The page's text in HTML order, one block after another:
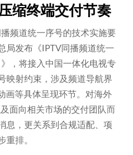
缩终端交付节奏
频道统一序号的技术实施要
局发布《IPTV同播频道统一
，将接入中国一体化电视专
映射约束，涉及频道导航界
画等具体呈现环节。对海外
面向相关市场的交付团队而
息，更关系到合规适配、项
重排。